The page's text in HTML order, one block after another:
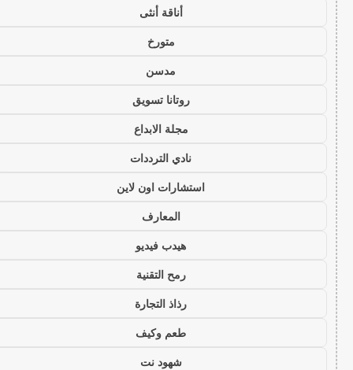
أناقة أنثى
متورخ
مدسن
روتانا تسويق
مجلة الابداع
نادي الترددات
استشارات اون لاين
المعارف
هيدب فيديو
رمح التقنية
رذاذ التجارة
طعم وكيف
شهود نت